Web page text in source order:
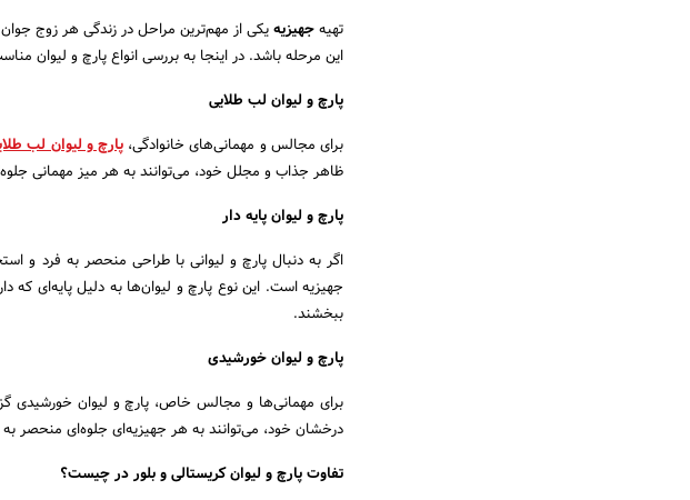
تهیهجهیزیهیکی از مهم‌ترین مراحل در زندگی هر زوج
این مرحله باشد. در اینجا به بررسی انواع پارچ و لیوان
پارچ و لیوان لب طلایی
برای مجالس و مهمانی‌های خانوادگی، پارچ و لیوان لب
ظاهر جذاب و مجلل خود، می‌توانند به هر میز مهمانی
پارچ و لیوان پایه دار
اگر به دنبال پارچ و لیوانی با طراحی منحصر به فرد و
جهیزیه است. این نوع پارچ و لیوان‌ها به دلیل پایه‌ای که
ببخشند.
پارچ و لیوان خورشیدی
برای مهمانی‌ها و مجالس خاص، پارچ و لیوان خورشیدی
درخشان خود، می‌توانند به هر جهیزیه‌ای جلوه‌ای منحصر
تفاوت پارچ و لیوان کریستالی و بلور در چیست؟